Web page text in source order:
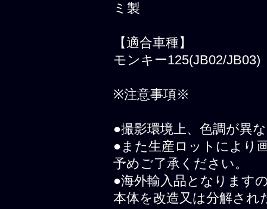
ミ製
【適合車種】
モンキー125(JB02/JB03)
※注意事項※
●撮影環境上、色調が異
●また生産ロットにより
予めご了承ください。
●海外輸入品となります
本体を改造又は分解され